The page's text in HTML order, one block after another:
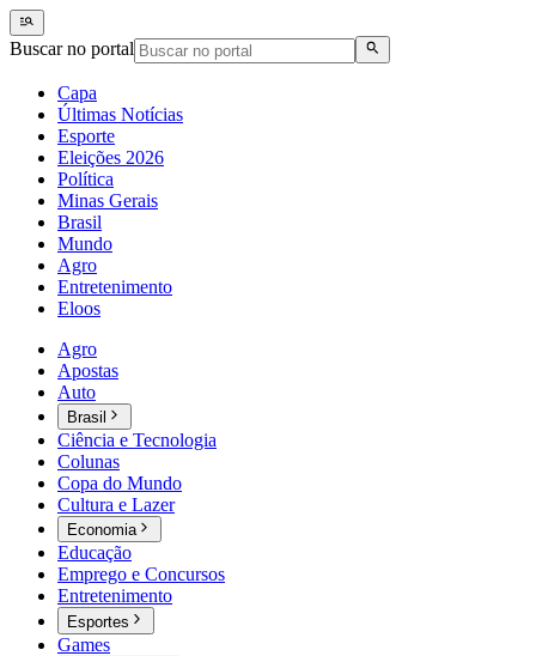
Buscar no portal
Capa
Últimas Notícias
Esporte
Eleições 2026
Política
Minas Gerais
Brasil
Mundo
Agro
Entretenimento
Eloos
Agro
Apostas
Auto
Brasil
Ciência e Tecnologia
Colunas
Copa do Mundo
Cultura e Lazer
Economia
Educação
Emprego e Concursos
Entretenimento
Esportes
Games